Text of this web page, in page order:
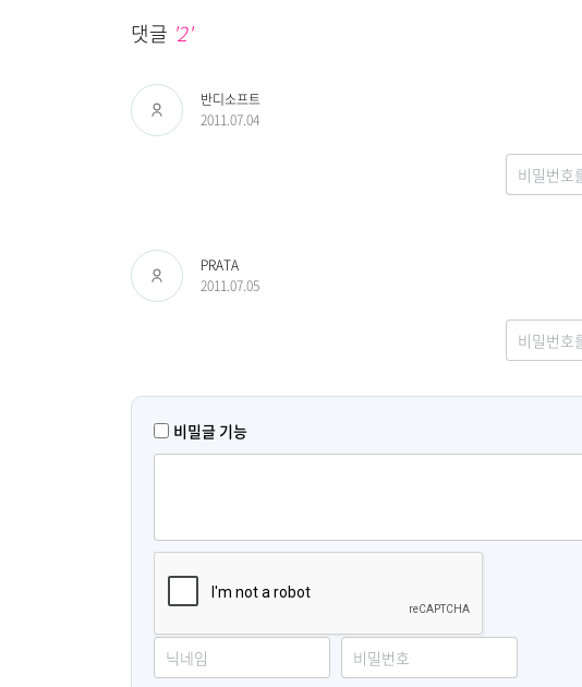
댓글 '2'
반디소프트
2011.07.04
PRATA
2011.07.05
비밀글 기능